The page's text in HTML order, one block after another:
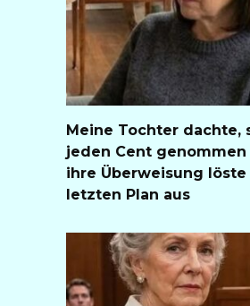
Meine Tochter dachte,
jeden Cent genommen
ihre Überweisung
letzten Plan aus